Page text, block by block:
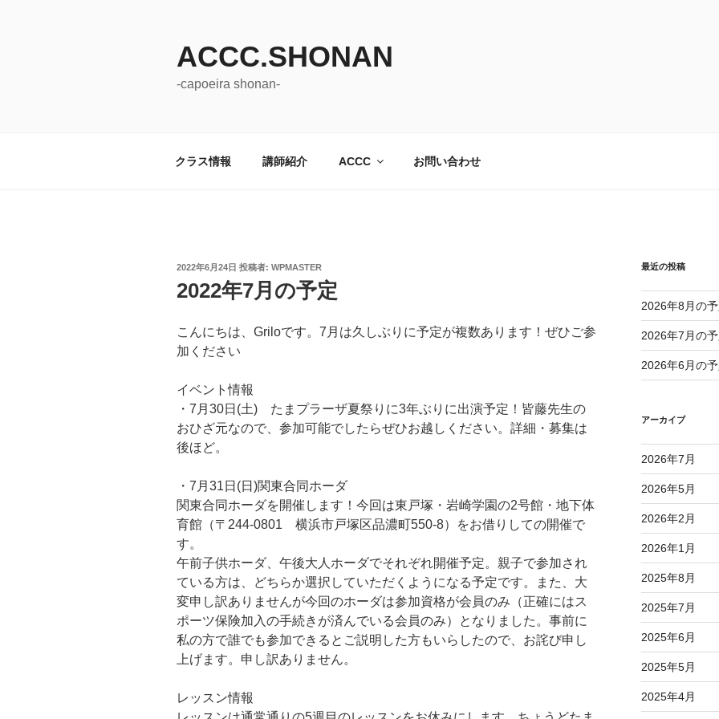
ACCC.SHONAN
-capoeira shonan-
クラス情報 講師紹介 ACCC お問い合わせ
投
日:
2022年6月24日 投稿者: WPMASTER
2022年7月の予定
こんにちは、Griloです。7月は久しぶりに予定が複数あります！ぜひご参
加ください
イベント情報
・7月30日(土) たまプラーザ夏祭りに3年ぶりに出演予定！皆藤先生の
おひざ元なので、参加可能でしたらぜひお越しください。詳細・募集は
後ほど。
・7月31日(日)関東合同ホーダ
関東合同ホーダを開催します！今回は東戸塚・岩崎学園の2号館・地下体
育館（〒244-0801 横浜市戸塚区品濃町550-8）をお借りしての開催で
す。
午前子供ホーダ、午後大人ホーダでそれぞれ開催予定。親子で参加され
ている方は、どちらか選択していただくようになる予定です。また、大
変申し訳ありませんが今回のホーダは参加資格が会員のみ（正確にはス
ポーツ保険加入の手続きが済んでいる会員のみ）となりました。事前に
私の方で誰でも参加できるとご説明した方もいらしたので、お詫び申し
上げます。申し訳ありません。
レッスン情報
最近の投稿
2026年8月の
2026年7月の
2026年6月の
アーカイブ
2026年7月
2026年5月
2026年2月
2026年1月
2025年8月
2025年7月
2025年6月
2025年5月
2025年4月